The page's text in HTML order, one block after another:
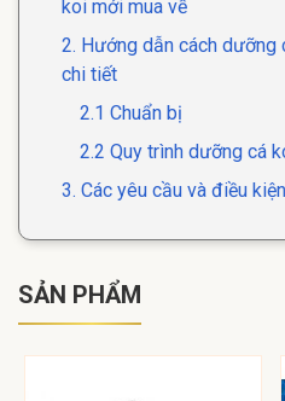
koi mới mua về
2. Hướng dẫn cách dưỡng
chi tiết
2.1 Chuẩn bị
2.2 Quy trình dưỡng cá
3. Các yêu cầu và điều
SẢN PHẨM